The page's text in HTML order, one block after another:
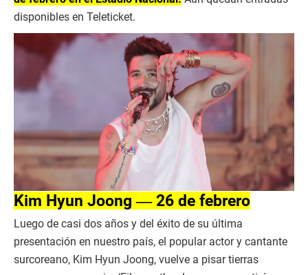
disponibles en Teleticket.
Kim Hyun Joong ― 26 de febrero
Luego de casi dos años y del éxito de su última
presentación en nuestro país, el popular actor y cantante
surcoreano, Kim Hyun Joong, vuelve a pisar tierras